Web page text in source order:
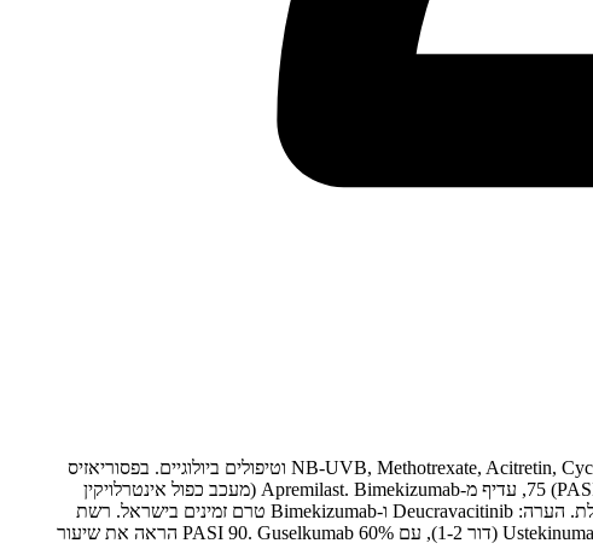
פסוריאזיס בדרגת חומרה בינונית-קשה (מעורבות נרחבת או אזורים רגישים) דורש טיפול סיסטמי. האפשרויות כוללות פוטותרפיה מסוג NB-UVB, Methotrexate, Acitretin, Cyclosporine וטיפולים ביולוגיים. בפסוריאזיס
טיפתית: לשלול זיהום סטרפטוקוקלי. עדכונים טיפוליים (2024): Deucravacitinib (מעכב TYK2 סלקטיבי, פומי): 55% מדד חומרת פסוריאזיס (PASI) 75, עדיף מ-Apremilast. Bimekizumab (מעכב כפול אינטרלויקין
(IL)-17A ו-IL-17F): אושר באירופה, יעילות גבוהה מאוד עם 60% PASI 90. Spesolimab (מעכב IL-36R): אושר לפסוריאזיס פוסטולרית מוכללת. הערה: Deucravacitinib ו-Bimekizumab טרם זמינים בישראל. רשת
מטא-אנליזה של יעילות ביולוגים: נוגדנים נגד IL-17 ו-IL-23 (דור 3-4) מראים יעילות גבוהה משמעותית מ-גורם נמק הגידול (TNF) inhibitors ו-Ustekinumab (דור 1-2), עם 60% PASI 90. Guselkumab הראה את שיעור